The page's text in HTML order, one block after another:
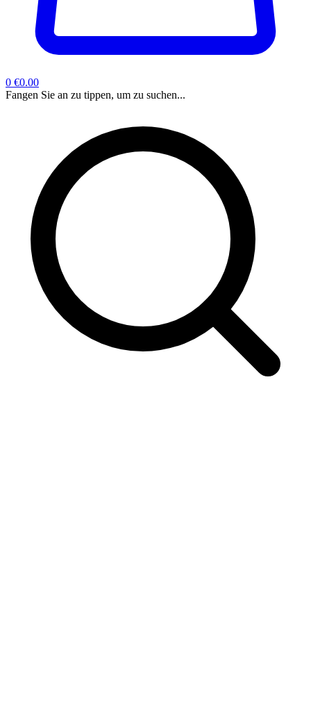
0 €0.00
Fangen Sie an zu tippen, um zu suchen...